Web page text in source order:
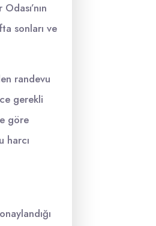
sonları ve
randevu
gerekli
göre
harcı